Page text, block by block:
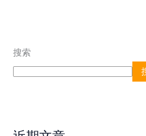
力
足
搜索